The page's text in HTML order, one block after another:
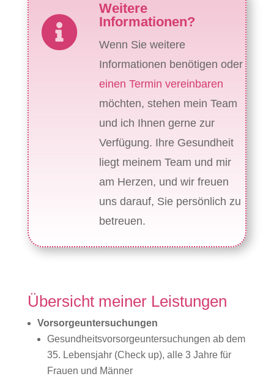

Weitere
Informationen?
Wenn Sie weitere
Informationen benötigen oder
einen Termin vereinbaren
möchten, stehen mein Team
und ich Ihnen gerne zur
Verfügung. Ihre Gesundheit
liegt meinem Team und mir
am Herzen, und wir freuen
uns darauf, Sie persönlich zu
betreuen.
Übersicht meiner Leistungen
Vorsorgeuntersuchungen
Gesundheitsvorsorgeuntersuchungen ab dem
35. Lebensjahr (Check up), alle 3 Jahre für
Frauen und Männer